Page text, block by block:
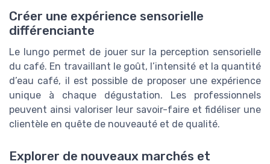
Créer une expérience sensorielle
différenciante
Le lungo permet de jouer sur la perception sensorielle
du café. En travaillant le goût, l’intensité et la quantité
d’eau café, il est possible de proposer une expérience
unique à chaque dégustation. Les professionnels
peuvent ainsi valoriser leur savoir-faire et fidéliser une
clientèle en quête de nouveauté et de qualité.
Explorer de nouveaux marchés et